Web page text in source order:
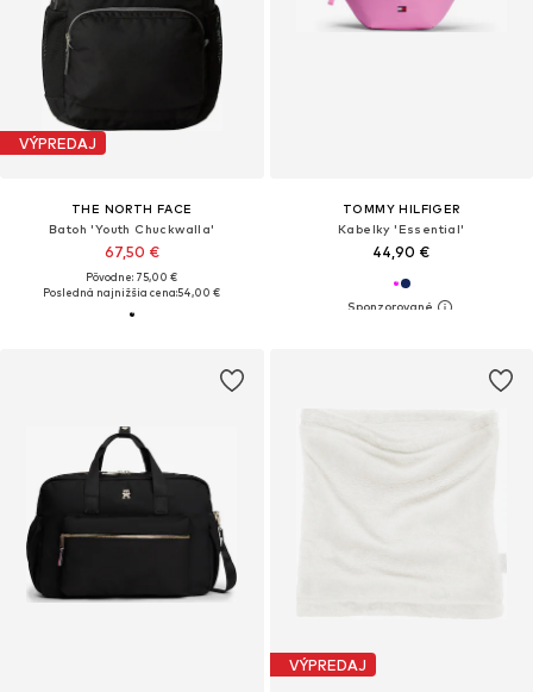
VÝPREDAJ
THE NORTH FACE
Batoh 'Youth Chuckwalla'
67,50 €
Pôvodne: 75,00 €
Posledná najnižšia cena:54,00 €
TOMMY HILFIGER
Kabelky 'Essential'
44,90 €
VÝPREDAJ